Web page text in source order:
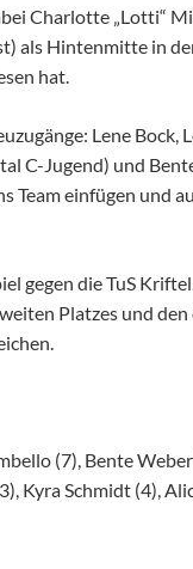
Charlotte „Lotti“
als Hintenmitte in
hat.
Lene Bock,
C-Jugend) und
Team einfügen und
gegen die TuS
Platzes und
(7), Bente
Kyra Schmidt (4),